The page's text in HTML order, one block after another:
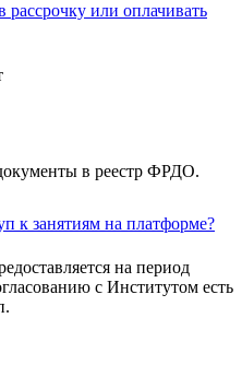
рассрочку или оплачивать
в реестр ФРДО.
к занятиям на платформе?
на период
с Институтом есть